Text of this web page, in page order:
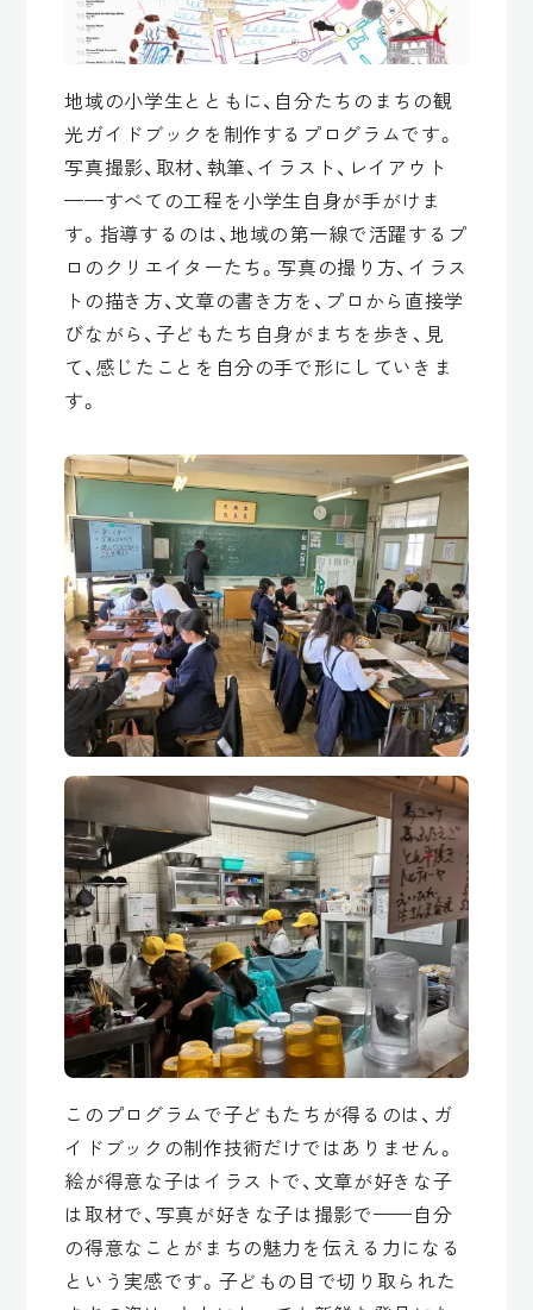
地域の小学生とともに、自分たちのまちの観
光ガイドブックを制作するプログラムです。
写真撮影、取材、執筆、イラスト、レイアウト
——すべての工程を小学生自身が手がけま
す。指導するのは、地域の第一線で活躍するプ
ロのクリエイターたち。写真の撮り方、イラス
トの描き方、文章の書き方を、プロから直接学
びながら、子どもたち自身がまちを歩き、見
て、感じたことを自分の手で形にしていきま
す。
このプログラムで子どもたちが得るのは、ガ
イドブックの制作技術だけではありません。
絵が得意な子はイラストで、文章が好きな子
は取材で、写真が好きな子は撮影で——自分
の得意なことがまちの魅力を伝える力になる
という実感です。子どもの目で切り取られた